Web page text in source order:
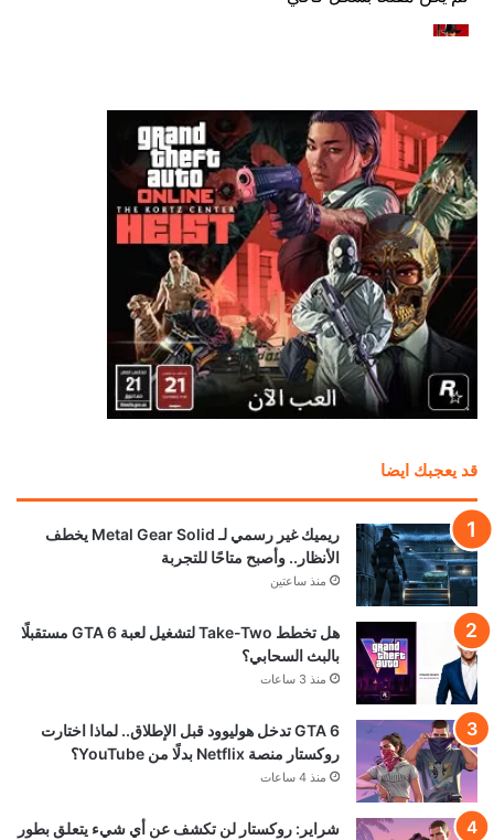
قد يعجبك ايضا
ريميك غير رسمي لـ Metal Gear Solid يخطف
الأنظار.. وأصبح متاحًا للتجربة
منذ ساعتين
هل تخطط Take-Two لتشغيل لعبة GTA 6 مستقبلًا
بالبث السحابي؟
منذ 3 ساعات
GTA 6 تدخل هوليوود قبل الإطلاق.. لماذا اختارت
روكستار منصة Netflix بدلًا من YouTube؟
منذ 4 ساعات
شراير: روكستار لن تكشف عن أي شيء يتعلق بطور